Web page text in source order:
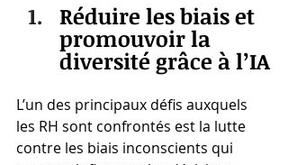
Réduire les biais et
promouvoir la
diversité grâce à l’IA
L’un des principaux défis auxquels
les RH sont confrontés est la lutte
contre les biais inconscients qui